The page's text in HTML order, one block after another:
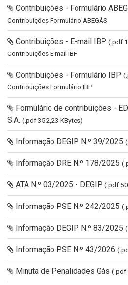
Contribuições - Formulário
Contribuições Formulário ABEGÁS
Contribuições - E-mail IBP (.pdf
Contribuições E mail IBP
Contribuições - Formulário IBP
Contribuições Formulário IBP
Formulário de contribuições -
S.A. (.pdf 352,23 KBytes)
Informação DEGIP N.º 39/2025
Informação DRE N.º 178/2025
ATA N.º 03/2025 - DEGIP (.pdf
Informação PSE N.º 242/2025
Informação DEGIP N.º 83/2025
Informação PSE N.º 43/2026
Minuta de Penalidades Gás (.pdf